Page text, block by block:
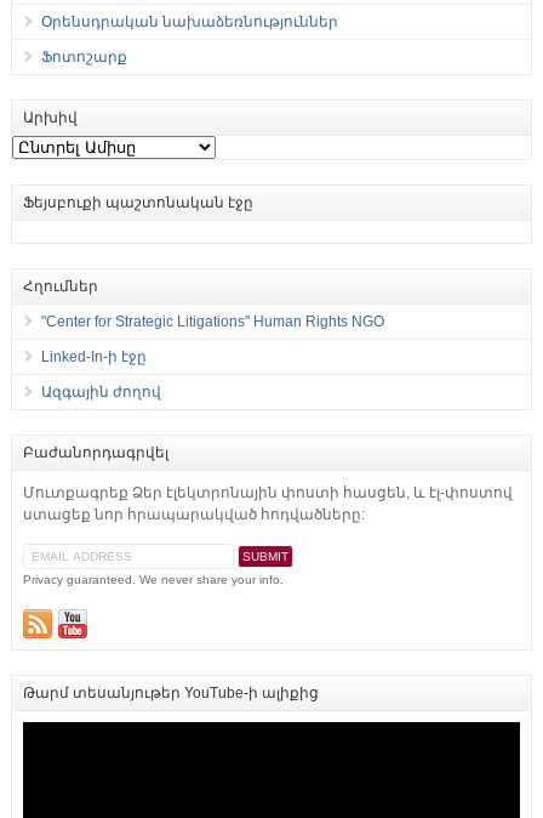
Օրենսդրական նախաձեռնություններ
Ֆոտոշարք
Արխիվ
Արխիվ
Ֆեյսբուքի պաշտոնական էջը
Հղումներ
"Center for Strategic Litigations" Human Rights NGO
Linked-In-ի էջը
Ազգային ժողով
Բաժանորդագրվել
Մուտքագրեք Ձեր էլեկտրոնային փոստի հասցեն, և էլ-փոստով
ստացեք նոր հրապարակված հոդվածները:
Privacy guaranteed. We never share your info.
Թարմ տեսանյութեր YouTube-ի ալիքից